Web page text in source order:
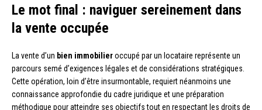
Le mot final : naviguer sereinement dans
la vente occupée
La vente d’un bien immobilieroccupé par un locataire représente un
parcours semé d’exigences légales et de considérations stratégiques.
Cette opération, loin d’être insurmontable, requiert néanmoins une
connaissance approfondie du cadre juridique et une préparation
méthodique pour atteindre ses objectifs tout en respectant les droits de